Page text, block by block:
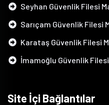
Seyhan Güvenlik Filesi
Sarıçam Güvenlik Filesi
Karataş Güvenlik Filesi
İmamoğlu Güvenlik Filesi
Site İçi Bağlantılar